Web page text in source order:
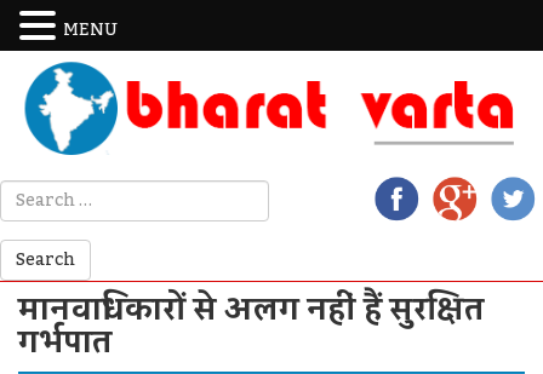
मानवाधिकारों से अलग नहीं हैं सुरक्षित
गर्भपात
MENU